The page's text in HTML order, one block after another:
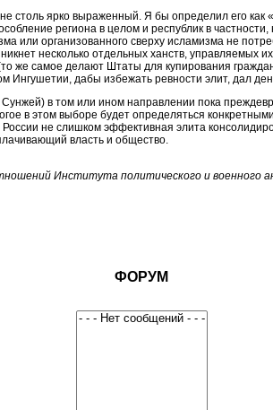
столь ярко выраженный. Я бы определил его
региона в целом и республик в
или организованного сверху исламизма не
несколько отдельных ханств, управляемых
же самое делают Штаты для купирования
дабы избежать ревности элит, дал
в том или ином направлении пока
в этом выборе будет определяться
не слишком эффективная элита
власть и общество.
Института политического и военного
ФОРУМ